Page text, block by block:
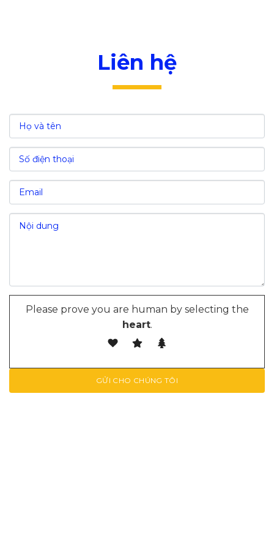
VII. Nguồn lao động và chi phí nhân công
VIII. Tổng kết
Liên hệ
Please prove you are human by selecting the
heart.